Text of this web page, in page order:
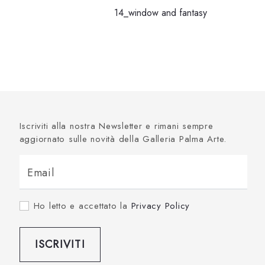
14_window and fantasy
Iscriviti alla nostra Newsletter e rimani sempre
aggiornato sulle novità della Galleria Palma Arte.
Email
Ho letto e accettato la Privacy Policy
ISCRIVITI